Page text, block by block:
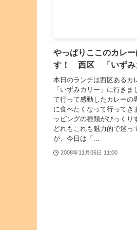
やっぱりここのカレ
す！ 西区 「いずみ
本日のランチは西区あるカ
「いずみカリー」に行きま
て行って感動したカレーの
に食べたくなって行ってき
ッピングの種類がびっくり
どれもこれも魅力的で迷っ
が、今日は「...
2008年11月06日 11:00